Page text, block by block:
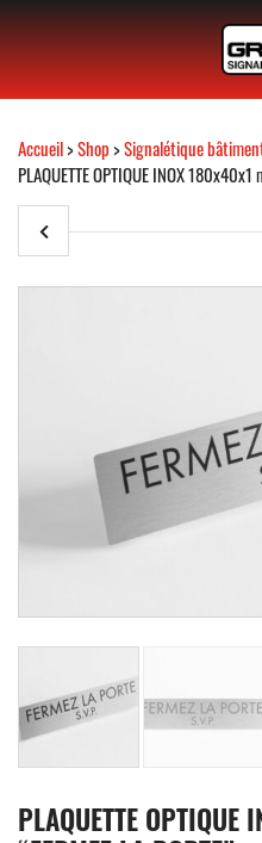
Accueil>Shop>Signalétique
PLAQUETTE OPTIQUE INOX 180x40x1
PLAQUETTE